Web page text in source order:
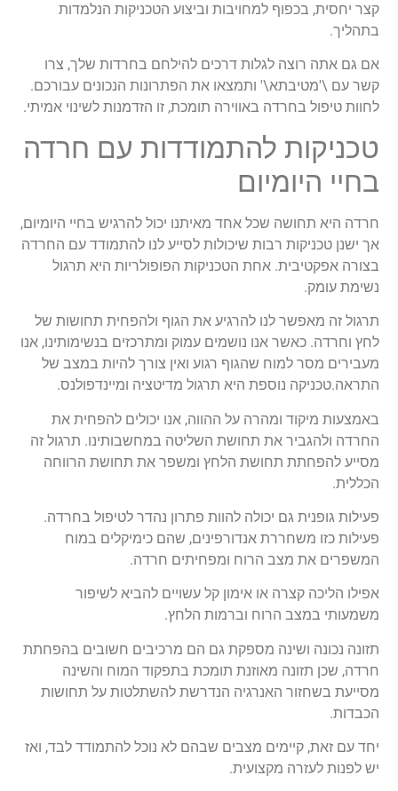
קצר יחסית, בכפוף למחויבות וביצוע הטכניקות הנלמדות
בתהליך.
אם גם אתה רוצה לגלות דרכים להילחם בחרדות שלך, צרו
קשר עם \'מטיבתא\' ותמצאו את הפתרונות הנכונים עבורכם.
לחוות טיפול בחרדה באווירה תומכת, זו הזדמנות לשינוי אמיתי.
טכניקות להתמודדות עם חרדה
בחיי היומיום
חרדה היא תחושה שכל אחד מאיתנו יכול להרגיש בחיי היומיום,
אך ישנן טכניקות רבות שיכולות לסייע לנו להתמודד עם החרדה
בצורה אפקטיבית. אחת הטכניקות הפופולריות היא תרגול
נשימת עומק.
תרגול זה מאפשר לנו להרגיע את הגוף ולהפחית תחושות של
לחץ וחרדה. כאשר אנו נושמים עמוק ומתרכזים בנשימותינו, אנו
מעבירים מסר למוח שהגוף רגוע ואין צורך להיות במצב של
התראה.טכניקה נוספת היא תרגול מדיטציה ומיינדפולנס.
באמצעות מיקוד ומהרה על ההווה, אנו יכולים להפחית את
החרדה ולהגביר את תחושת השליטה במחשבותינו. תרגול זה
מסייע להפחתת תחושת הלחץ ומשפר את תחושת הרווחה
הכללית.
פעילות גופנית גם יכולה להוות פתרון נהדר לטיפול בחרדה.
פעילות כזו משחררת אנדורפינים, שהם כימיקלים במוח
המשפרים את מצב הרוח ומפחיתים חרדה.
אפילו הליכה קצרה או אימון קל עשויים להביא לשיפור
משמעותי במצב הרוח וברמות הלחץ.
תזונה נכונה ושינה מספקת גם הם מרכיבים חשובים בהפחתת
חרדה, שכן תזונה מאוזנת תומכת בתפקוד המוח והשינה
מסייעת בשחזור האנרגיה הנדרשת להשתלטות על תחושות
הכבדות.
יחד עם זאת, קיימים מצבים שבהם לא נוכל להתמודד לבד, ואז
יש לפנות לעזרה מקצועית.